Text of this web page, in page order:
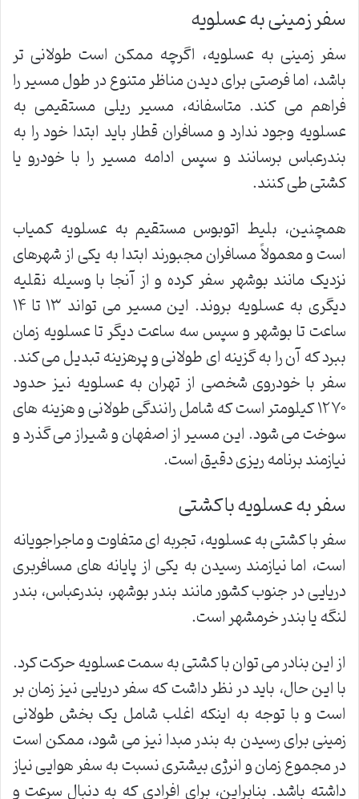
سفر زمینی به عسلویه
سفر زمینی به عسلویه، اگرچه ممکن است طولانی تر
باشد، اما فرصتی برای دیدن مناظر متنوع در طول مسیر را
فراهم می کند. متاسفانه، مسیر ریلی مستقیمی به
عسلویه وجود ندارد و مسافران قطار باید ابتدا خود را به
بندرعباس برسانند و سپس ادامه مسیر را با خودرو یا
کشتی طی کنند.
همچنین، بلیط اتوبوس مستقیم به عسلویه کمیاب
است و معمولاً مسافران مجبورند ابتدا به یکی از شهرهای
نزدیک مانند بوشهر سفر کرده و از آنجا با وسیله نقلیه
دیگری به عسلویه بروند. این مسیر می تواند ۱۳ تا ۱۴
ساعت تا بوشهر و سپس سه ساعت دیگر تا عسلویه زمان
ببرد که آن را به گزینه ای طولانی و پرهزینه تبدیل می کند.
سفر با خودروی شخصی از تهران به عسلویه نیز حدود
۱۲۷۰ کیلومتر است که شامل رانندگی طولانی و هزینه های
سوخت می شود. این مسیر از اصفهان و شیراز می گذرد و
نیازمند برنامه ریزی دقیق است.
سفر به عسلویه با کشتی
سفر با کشتی به عسلویه، تجربه ای متفاوت و ماجراجویانه
است، اما نیازمند رسیدن به یکی از پایانه های مسافربری
دریایی در جنوب کشور مانند بندر بوشهر، بندرعباس، بندر
لنگه یا بندر خرمشهر است.
از این بنادر می توان با کشتی به سمت عسلویه حرکت کرد.
با این حال، باید در نظر داشت که سفر دریایی نیز زمان بر
است و با توجه به اینکه اغلب شامل یک بخش طولانی
زمینی برای رسیدن به بندر مبدا نیز می شود، ممکن است
در مجموع زمان و انرژی بیشتری نسبت به سفر هوایی نیاز
داشته باشد. بنابراین، برای افرادی که به دنبال سرعت و